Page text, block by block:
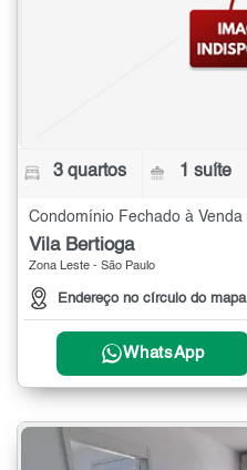
3 quartos 1 suíte
Vila Bertioga
Zona Leste - São Paulo
Endereço no círculo do mapa
WhatsApp